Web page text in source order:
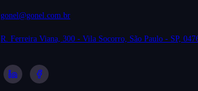
gonel@gonel.com.br
R. Ferreira Viana, 300 - Vila Socorro, São Paulo - SP,